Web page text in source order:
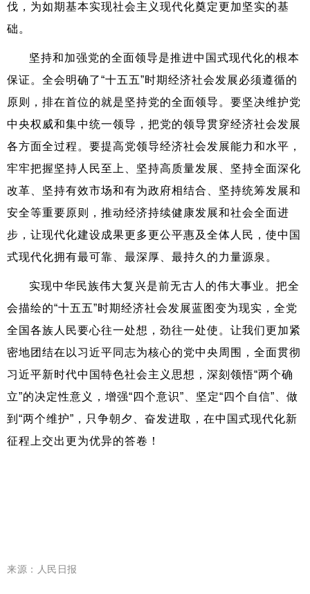
伐，为如期基本实现社会主义现代化奠定更加坚实的基
础。
坚持和加强党的全面领导是推进中国式现代化的根本
保证。全会明确了“十五五”时期经济社会发展必须遵循的
原则，排在首位的就是坚持党的全面领导。要坚决维护党
中央权威和集中统一领导，把党的领导贯穿经济社会发展
各方面全过程。要提高党领导经济社会发展能力和水平，
牢牢把握坚持人民至上、坚持高质量发展、坚持全面深化
改革、坚持有效市场和有为政府相结合、坚持统筹发展和
安全等重要原则，推动经济持续健康发展和社会全面进
步，让现代化建设成果更多更公平惠及全体人民，使中国
式现代化拥有最可靠、最深厚、最持久的力量源泉。
实现中华民族伟大复兴是前无古人的伟大事业。把全
会描绘的“十五五”时期经济社会发展蓝图变为现实，全党
全国各族人民要心往一处想，劲往一处使。让我们更加紧
密地团结在以习近平同志为核心的党中央周围，全面贯彻
习近平新时代中国特色社会主义思想，深刻领悟“两个确
立”的决定性意义，增强“四个意识”、坚定“四个自信”、做
到“两个维护”，只争朝夕、奋发进取，在中国式现代化新
征程上交出更为优异的答卷！
来源：人民日报